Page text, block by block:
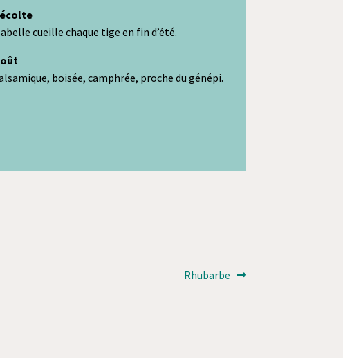
cueille chaque tige en fin d’été.
boisée, camphrée, proche du génépi.
Article
Rhubarbe